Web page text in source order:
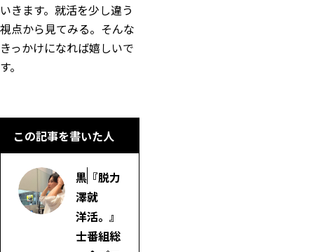
いきます。就活を少し違う
視点から見てみる。そんな
きっかけになれば嬉しいで
す。
この記事を書いた人
黒
澤
洋
士
『脱力
就
活。』
番組総